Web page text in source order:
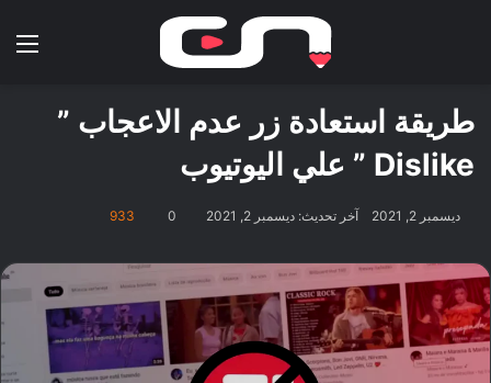
طريقة استعادة زر عدم الاعجاب ”
Dislike ” علي اليوتيوب
ديسمبر 2, 2021 آخر تحديث: ديسمبر 2, 2021 0
933